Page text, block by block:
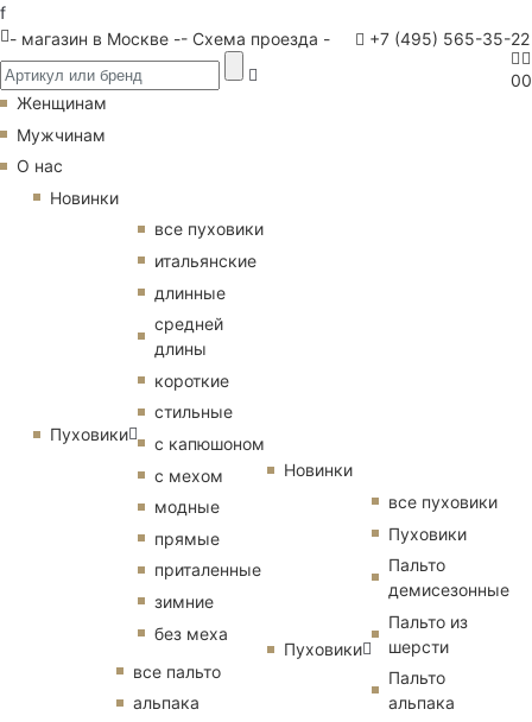
f
- магазин в Москве -- Схема проезда - +7 (495) 565-35-22
00
Женщинам
Мужчинам
О нас
Новинки
Пуховики
все пуховики
итальянские
длинные
средней
длины
короткие
стильные
с капюшоном
с мехом
модные
прямые
приталенные
зимние
без меха
все пальто
альпака
Новинки
Пуховики
все пуховики
Пуховики
Пальто
демисезонные
Пальто из
шерсти
Пальто
альпака